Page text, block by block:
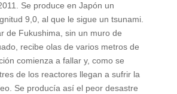
Se produce en Japón un
9,0, al que le sigue un tsunami.
de Fukushima, sin un muro de
recibe olas de varios metros de
comienza a fallar y, como se
de los reactores llegan a sufrir la
Se producía así el peor desastre